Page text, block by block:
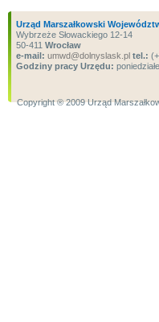
Urząd Marszałkowski
Wybrzeże Słowackiego 12-14
50-411 Wrocław
e-mail: umwd@dolnyslask.pl tel.:
Godziny pracy Urzędu:
Copyright ® 2009 Urząd